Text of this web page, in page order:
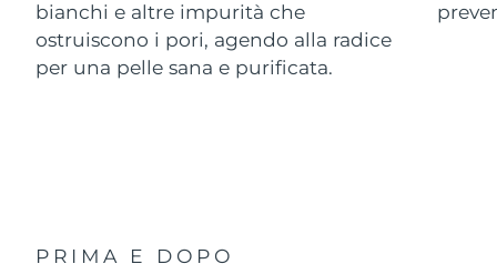
bianchi e altre impurità che
ostruiscono i pori, agendo alla radice
per una pelle sana e purificata.
PRIMA E DOPO
Italia 29/1/2026
Giappone Consegna stimata